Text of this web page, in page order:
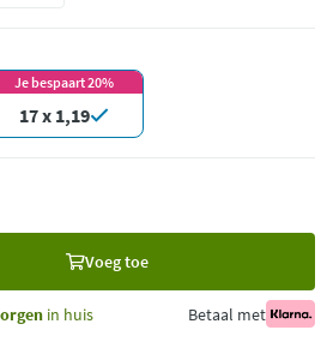
Je bespaart 20%
17 x 1,19
Voeg toe
in huis Betaal met